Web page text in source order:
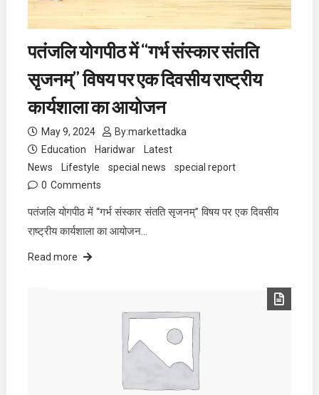
पतंजलि योगपीठ में “गर्भ संस्कार संतति
सृजनम्” विषय पर एक दिवसीय राष्ट्रीय
कार्यशाला का आयोजन
May 9, 2024 By:markettadka
Education
Haridwar
Latest
News
Lifestyle special news
special report
0 Comments
पतंजलि योगपीठ में “गर्भ संस्कार संतति सृजनम्” विषय पर एक दिवसीय
राष्ट्रीय कार्यशाला का आयोजन…
Read more